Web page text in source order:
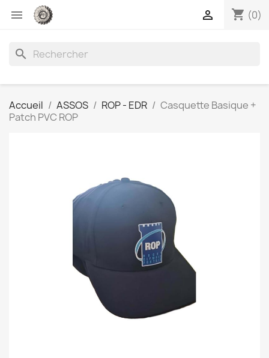
 shopping_cart (0)

search
Accueil ASSOS ROP - EDR
Casquette Basique +
Patch PVC ROP